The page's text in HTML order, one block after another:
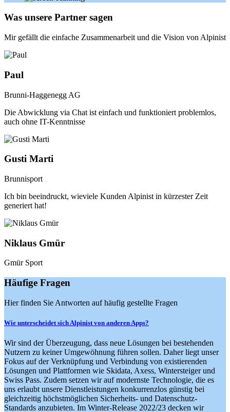
Was unsere Partner sagen
Mir gefällt die einfache Zusammenarbeit und die Vision von Alpinist
Paul
Brunni-Haggenegg AG
Die Abwicklung via Chat ist einfach und funktioniert problemlos,
auch ohne IT-Kenntnisse
Gusti Marti
Brunnisport
Ich bin beeindruckt, wieviele Kunden Alpinist in kürzester Zeit
generiert hat!
Niklaus Gmür
Gmür Sport
Häufige Fragen
Hier finden Sie Antworten auf häufig gestellte Fragen
Wie unterscheidet sich Alpinist von anderen Apps?
Wir sind der Überzeugung, dass neue Lösungen bei bestehenden
Nutzern zu keiner Umgewöhnung führen sollen. Daher liegt unser
Fokus auf der Verknüpfung und Verbindung von existierenden
Lösungen und Plattformen wie Skidata, Axess, Wintersteiger und
Swiss Pass. Zudem setzen wir auf modernste Technologie, die es
uns erlaubt unsere Dienstleistungen konkurrenzlos günstig bei
gleichzeitig höchstmöglichen Sicherheits- und Datenschutz-
Standards anzubieten. Im Winter-Release 2022/23 decken wir